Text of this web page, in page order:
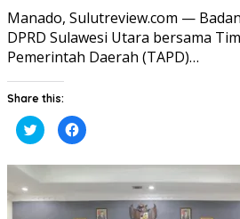
Manado, Sulutreview.com —
DPRD Sulawesi Utara bersama
Pemerintah Daerah (TAPD)…
Share this:
Klik
untuk
berbagi
Twitter(Membuka
di
yang
baru)
Klik
untuk
Facebook(Membuka
di
yang
baru)